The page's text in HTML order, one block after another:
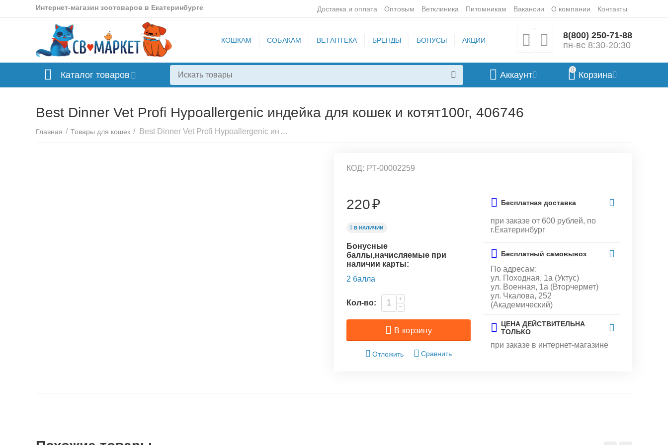
Интернет-магазин зоотоваров в Екатеринбурге Доставка и оплата Оптовым Ветклиника Питомникам Вакансии О компании Контакты
КОШКАМ СОБАКАМ ВЕТАПТЕКА БРЕНДЫ БОНУСЫ АКЦИИ
8(800) 250-71-88
пн-вс 8:30-20:30
Каталог товаров
0
Корзина
Аккаунт
Best Dinner Vet Profi Hypoallergenic индейка для кошек и котят100г, 406746
Главная / Товары для кошек / Best Dinner Vet Profi Hypoallergenic индейка для кошек и котят100г, 406746
КОД: РТ-00002259
220₽
В НАЛИЧИИ
Бонусные
баллы,начисляемые при
наличии карты:
2 балла
Кол-во:
+
−
В корзину
Отложить Сравнить
Бесплатная доставка
при заказе от 600 рублей, по
г.Екатеринбург
Бесплатный самовывоз
По адресам:
ул. Походная, 1а (Уктус)
ул. Военная, 1а (Вторчермет)
ул. Чкалова, 252
(Академический)
ЦЕНА ДЕЙСТВИТЕЛЬНА
ТОЛЬКО
при заказе в интернет-магазине